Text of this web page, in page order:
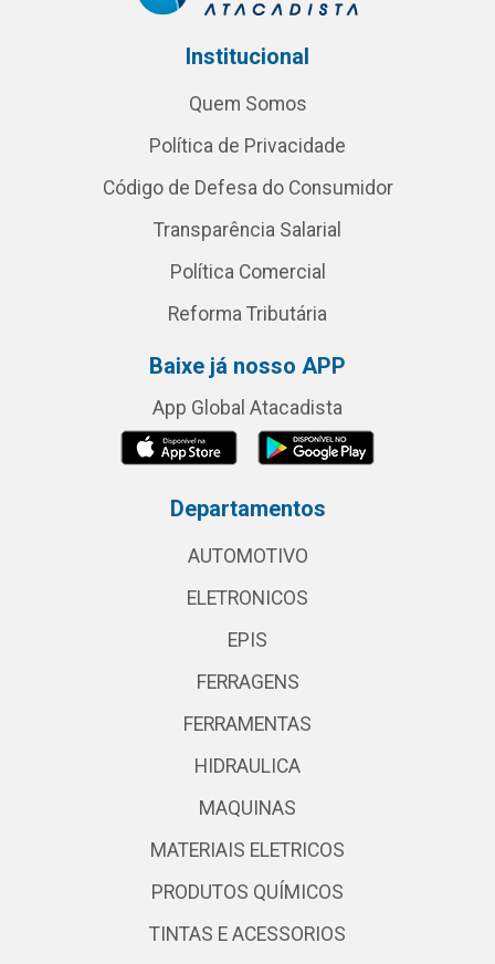
Institucional
Quem Somos
Política de Privacidade
Código de Defesa do Consumidor
Transparência Salarial
Política Comercial
Reforma Tributária
Baixe já nosso APP
App Global Atacadista
Departamentos
AUTOMOTIVO
ELETRONICOS
EPIS
FERRAGENS
FERRAMENTAS
HIDRAULICA
MAQUINAS
MATERIAIS ELETRICOS
PRODUTOS QUÍMICOS
TINTAS E ACESSORIOS